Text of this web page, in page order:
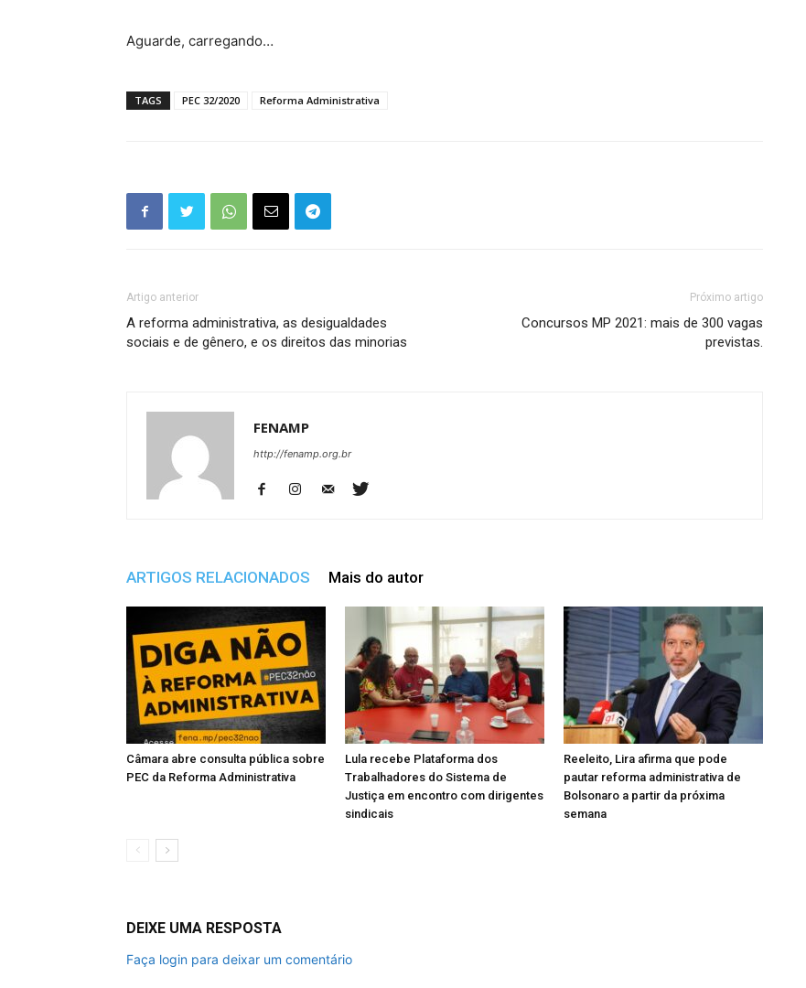
Aguarde, carregando…
TAGS PEC 32/2020 Reforma Administrativa
Artigo anterior
A reforma administrativa, as desigualdades
sociais e de gênero, e os direitos das minorias
Próximo artigo
Concursos MP 2021: mais de 300 vagas
previstas.
FENAMP
http://fenamp.org.br
ARTIGOS RELACIONADOS Mais do autor
Câmara abre consulta pública sobre
PEC da Reforma Administrativa
Lula recebe Plataforma dos
Trabalhadores do Sistema de
Justiça em encontro com dirigentes
sindicais
Reeleito, Lira afirma que pode
pautar reforma administrativa de
Bolsonaro a partir da próxima
semana
DEIXE UMA RESPOSTA
Faça login para deixar um comentário